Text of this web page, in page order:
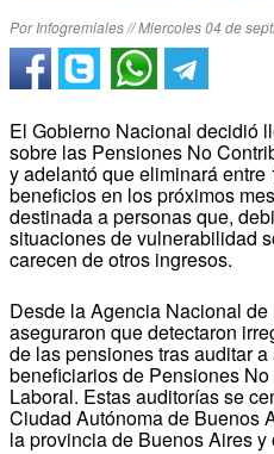
Por Infogremiales // Miercoles 04 de
El Gobierno Nacional decidió
sobre las Pensiones No
y adelantó que eliminará
beneficios en los próximos
destinada a personas que,
situaciones de vulnerabilidad
carecen de otros ingresos.
Desde la Agencia Nacional
aseguraron que detectaron
de las pensiones tras auditar
beneficiarios de Pensiones
Laboral. Estas auditorías se
Ciudad Autónoma de Buenos
la provincia de Buenos Aires